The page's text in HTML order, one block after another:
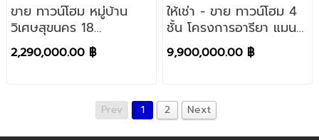
ขาย ทาวน์โฮม หมู่บ้าน
วิเศษสุขนคร 18
ประชาอุทิศ 79 สุขสวัสดิ์
70 รีโนเวท (18 ตร.ว.)
2,290,000.00 ฿
ให้เช่า - ขาย ทาวน์โฮม 4
ชั้น โครงการอารียา แมน
ดารีน่า สุขุมวิท 77 พื้นที่
31.10 ตารางวา หลังมุม
9,900,000.00 ฿
Prev 1 2 Next